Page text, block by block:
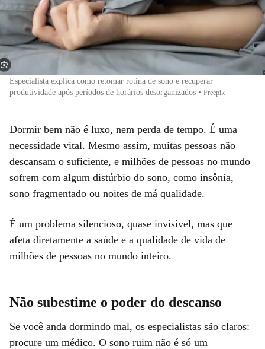
Especialista explica como retomar rotina de sono e recuperar
produtividade após períodos de horários desorganizados • Freepik
Dormir bem não é luxo, nem perda de tempo. É uma
necessidade vital. Mesmo assim, muitas pessoas não
descansam o suficiente, e milhões de pessoas no mundo
sofrem com algum distúrbio do sono, como insônia,
sono fragmentado ou noites de má qualidade.
É um problema silencioso, quase invisível, mas que
afeta diretamente a saúde e a qualidade de vida de
milhões de pessoas no mundo inteiro.
Não subestime o poder do descanso
Se você anda dormindo mal, os especialistas são claros:
procure um médico. O sono ruim não é só um